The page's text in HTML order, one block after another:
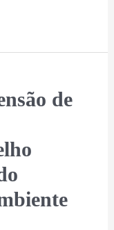
de